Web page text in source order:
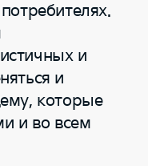
и
и
которые
и во всем